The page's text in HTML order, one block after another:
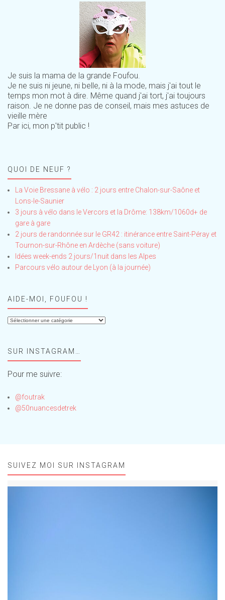
Je suis la mama de la grande Foufou.
Je ne suis ni jeune, ni belle, ni à la mode, mais j'ai tout le
temps mon mot à dire. Même quand j'ai tort, j'ai toujours
raison. Je ne donne pas de conseil, mais mes astuces de
vieille mère
Par ici, mon p'tit public !
QUOI DE NEUF ?
La Voie Bressane à vélo : 2 jours entre Chalon-sur-Saône et
Lons-le-Saunier
3 jours à vélo dans le Vercors et la Drôme: 138km/1060d+ de
gare à gare
2 jours de randonnée sur le GR42 : itinérance entre Saint-Péray et
Tournon-sur-Rhône en Ardèche (sans voiture)
Idées week-ends 2 jours/1nuit dans les Alpes
Parcours vélo autour de Lyon (à la journée)
AIDE-MOI, FOUFOU !
Aide-
!SUR INSTAGRAM…
Pour me suivre:
@foutrak
@50nuancesdetrek
SUIVEZ MOI SUR INSTAGRAM